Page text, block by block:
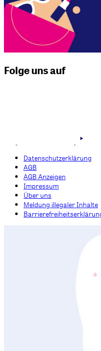
Folge uns auf
Datenschutzerklärung
AGB
AGB Anzeigen
Impressum
Über uns
Meldung illegaler Inhalte